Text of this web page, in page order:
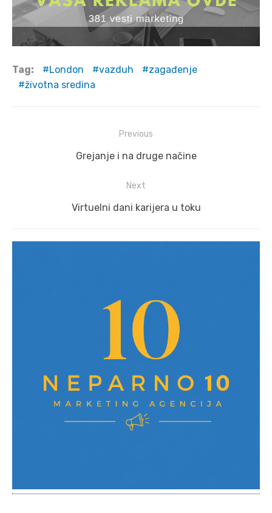
Tag: London vazduh
zagađenje
životna sredina
navigation
Previous
Previous
Grejanje i na druge načine
Next
Next
Virtuelni dani karijera u toku